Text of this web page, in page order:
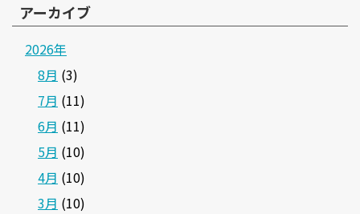
アーカイブ
2026年
8月 (3)
7月 (11)
6月 (11)
5月 (10)
4月 (10)
3月 (10)